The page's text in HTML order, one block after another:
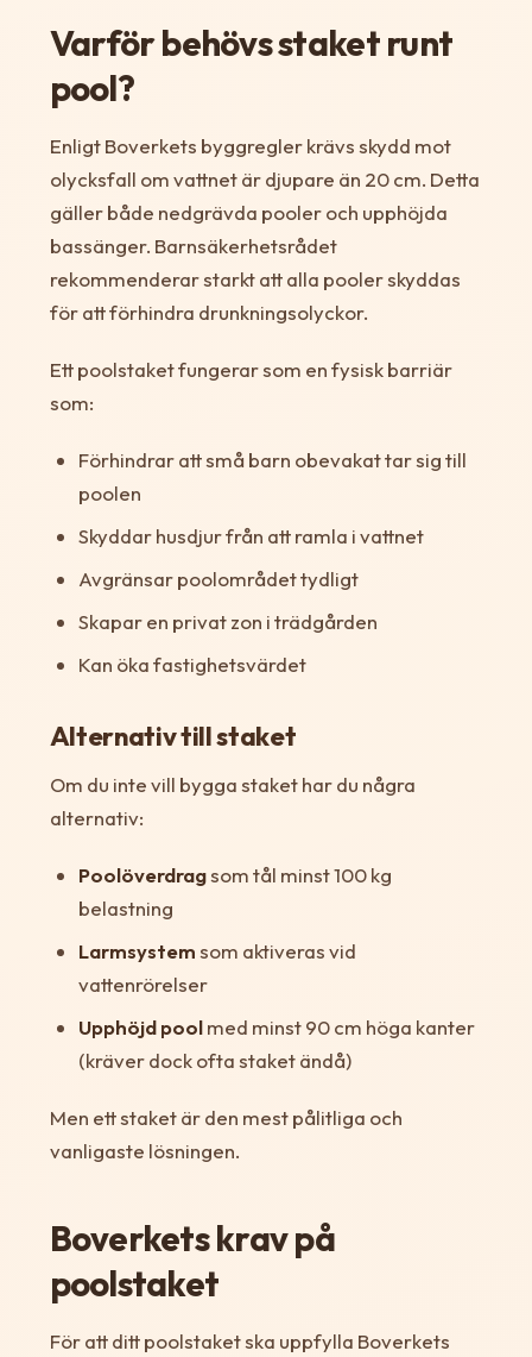
Varför behövs staket runt
pool?
Enligt Boverkets byggregler krävs skydd mot
olycksfall om vattnet är djupare än 20 cm. Detta
gäller både nedgrävda pooler och upphöjda
bassänger. Barnsäkerhetsrådet
rekommenderar starkt att alla pooler skyddas
för att förhindra drunkningsolyckor.
Ett poolstaket fungerar som en fysisk barriär
som:
Förhindrar att små barn obevakat tar sig till
poolen
Skyddar husdjur från att ramla i vattnet
Avgränsar poolområdet tydligt
Skapar en privat zon i trädgården
Kan öka fastighetsvärdet
Alternativ till staket
Om du inte vill bygga staket har du några
alternativ:
Poolöverdragsom tål minst 100 kg
belastning
Larmsystemsom aktiveras vid
vattenrörelser
Upphöjd poolmed minst 90 cm höga kanter
(kräver dock ofta staket ändå)
Men ett staket är den mest pålitliga och
vanligaste lösningen.
Boverkets krav på
poolstaket
För att ditt poolstaket ska uppfylla Boverkets